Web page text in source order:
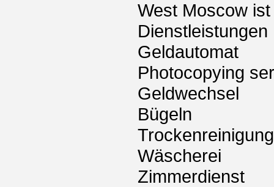
West Moscow
Dienstleistungen
Geldautomat
Photocopying
Geldwechsel
Bügeln
Trockenreinigung
Wäscherei
Zimmerdienst